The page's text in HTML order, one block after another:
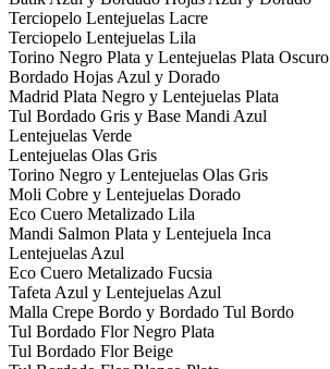
Terciopelo Lentejuelas Lacre
Terciopelo Lentejuelas Lila
Torino Negro Plata y Lentejuelas Plata Oscuro
Bordado Hojas Azul y Dorado
Madrid Plata Negro y Lentejuelas Plata
Tul Bordado Gris y Base Mandi Azul
Lentejuelas Verde
Lentejuelas Olas Gris
Torino Negro y Lentejuelas Olas Gris
Moli Cobre y Lentejuelas Dorado
Eco Cuero Metalizado Lila
Mandi Salmon Plata y Lentejuela Inca
Lentejuelas Azul
Eco Cuero Metalizado Fucsia
Tafeta Azul y Lentejuelas Azul
Malla Crepe Bordo y Bordado Tul Bordo
Tul Bordado Flor Negro Plata
Tul Bordado Flor Beige